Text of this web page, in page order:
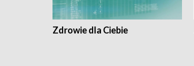
Zdrowie dla Ciebie